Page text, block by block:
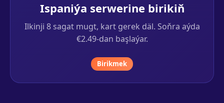
Ispaniýa serwerine birikiň
Ilkinji 8 sagat mugt, kart gerek däl. Soňra aýda
€2.49-dan başlaýar.
Birikmek